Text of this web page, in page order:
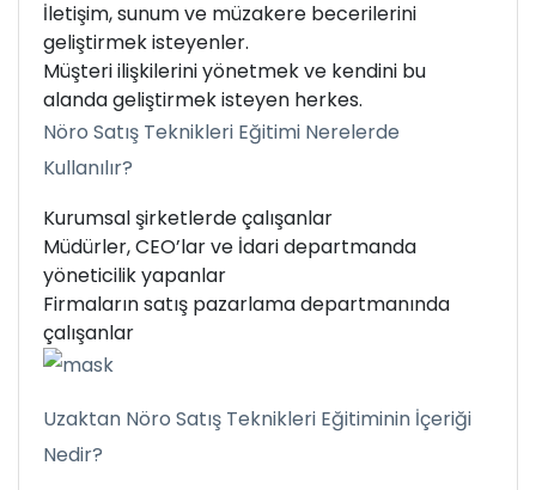
İletişim, sunum ve müzakere becerilerini
geliştirmek isteyenler.
Müşteri ilişkilerini yönetmek ve kendini bu
alanda geliştirmek isteyen herkes.
Nöro Satış Teknikleri Eğitimi Nerelerde
Kullanılır?
Kurumsal şirketlerde çalışanlar
Müdürler, CEO’lar ve İdari departmanda
yöneticilik yapanlar
Firmaların satış pazarlama departmanında
çalışanlar
Uzaktan Nöro Satış Teknikleri Eğitiminin İçeriği
Nedir?